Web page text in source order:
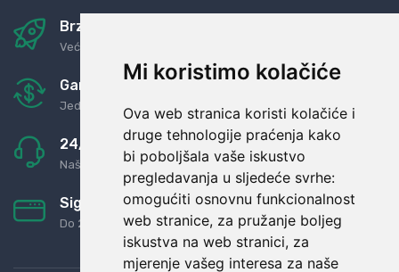
Mi koristimo kolačiće
Ova web stranica koristi kolačiće i
druge tehnologije praćenja kako
bi poboljšala vaše iskustvo
pregledavanja u sljedeće svrhe:
omogućiti osnovnu funkcionalnost
web stranice, za pružanje boljeg
iskustva na web stranici, za
mjerenje vašeg interesa za naše
Brza i sigurna dostava
Već za nekoliko dana kod vas
Garancija u povrat novaca
Jednostavno pravilo: Roba za novac
24/7 odlična podrška
Naši agenti uvijek na raspolaganju
Sigurno obročno plaćanje
Do 24 rata bez kamata